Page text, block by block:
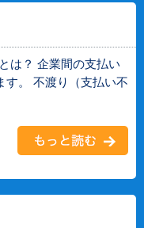
は？ 企業間の支払い
す。 不渡り（支払い不